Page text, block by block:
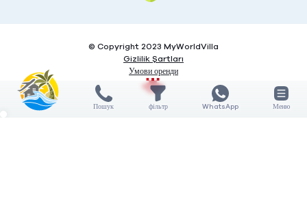
© Copyright 2023 MyWorldVilla
Gizlilik Şartları
Умови оренди
Пошук фільтр WhatsApp Меню